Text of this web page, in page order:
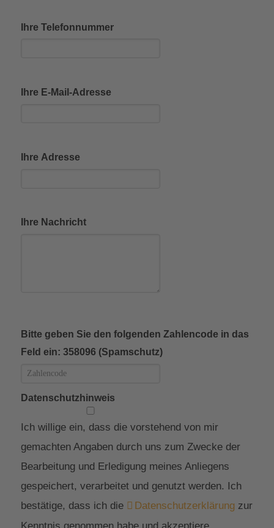
Ihre Telefonnummer
Ihre E-Mail-Adresse
Ihre Adresse
Ihre Nachricht
Bitte geben Sie den folgenden Zahlencode in das
Feld ein: 358096 (Spamschutz)
Datenschutzhinweis
Ich willige ein, dass die vorstehend von mir
gemachten Angaben durch uns zum Zwecke der
Bearbeitung und Erledigung meines Anliegens
gespeichert, verarbeitet und genutzt werden. Ich
bestätige, dass ich die
Datenschutzerklärung zur